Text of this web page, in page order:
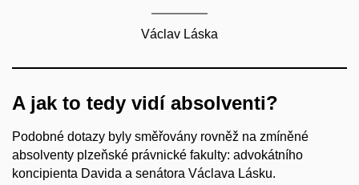
Václav Láska
A jak to tedy vidí absolventi?
Podobné dotazy byly směřovány rovněž na zmíněné
absolventy plzeňské právnické fakulty: advokátního
koncipienta Davida a senátora Václava Lásku.